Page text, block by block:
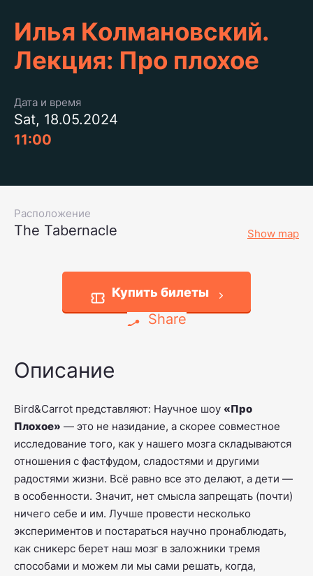
Илья Колмановский.
Лекция: Про плохое
Дата и время
Sat, 18.05.2024
11:00
Расположение
The Tabernacle Show map
Купить билеты
Share
Описание
Bird&Carrot представляют: Научное шоу «Про
Плохое» — это не назидание, а скорее совместное
исследование того, как у нашего мозга складываются
отношения с фастфудом, сладостями и другими
радостями жизни. Всё равно все это делают, а дети —
в особенности. Значит, нет смысла запрещать (почти)
ничего себе и им. Лучше провести несколько
экспериментов и постараться научно пронаблюдать,
как сникерс берет наш мозг в заложники тремя
способами и можем ли мы сами решать, когда,